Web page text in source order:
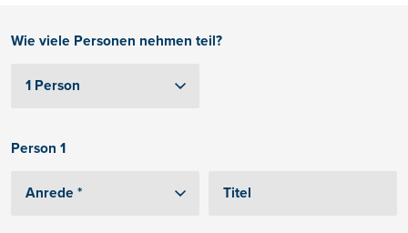
Wie viele Personen nehmen teil?
Person 1